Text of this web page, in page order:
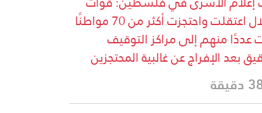
الاحتلال اعتقلت واحتجزت أكثر من 70 مواطنًا
عددًا منهم إلى مراكز التوقيف
بعد الإفراج عن غالبية المحتجزين